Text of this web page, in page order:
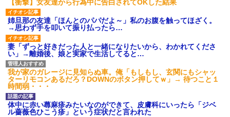
ｗｗｗ
【愕然】白のクラウン俺氏、
高速道路左車線を制限速度で走
った結果wwwwwwwwwwww
百年の恋12-899 食べた量を
張り合ってくる
【悲報】佐藤輝明・・・２軍
でも盛大にやらかす←あまり悲
しませないでくれ
【衝撃】女友達から行為中に告白されてOKした結果
姉旦那の友達「ほんとのパパだよ～」私のお腹を触ってほざく。
→思わず手を叩いて振り払ったら…
妻「ずっと好きだった人と一緒になりたいから、わかれてくださ
い」→離婚後、娘と実家で生活してると…
我が家のガレージに見知らぬ車。俺「もしもし、玄関にもシャッ
ターリモコンあるだろ？DOWNのボタン押してｗ」→ 待つこと１
時間弱・・・
体中に赤い蕁麻疹みたいなのができて、皮膚科にいったら「ジベ
ル薔薇色ひこう疹」という症状だと言われた